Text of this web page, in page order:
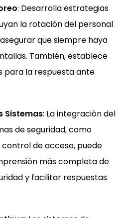
: Desarrolla estrategias
la rotación del personal
que siempre haya
También, establece
para la respuesta ante
Sistemas: La integración del
de seguridad, como
de acceso, puede
más completa de
y facilitar respuestas